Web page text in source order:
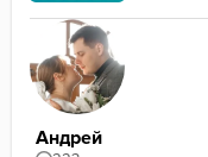
Андрей